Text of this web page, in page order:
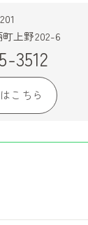
上野202-6
3512
こちら